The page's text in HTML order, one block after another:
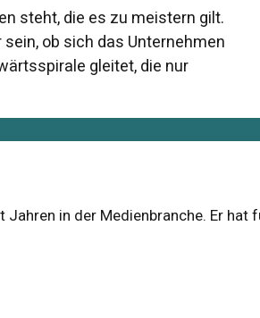
steht, die es zu meistern gilt.
ob sich das Unternehmen
gleitet, die nur
in der Medienbranche. Er hat